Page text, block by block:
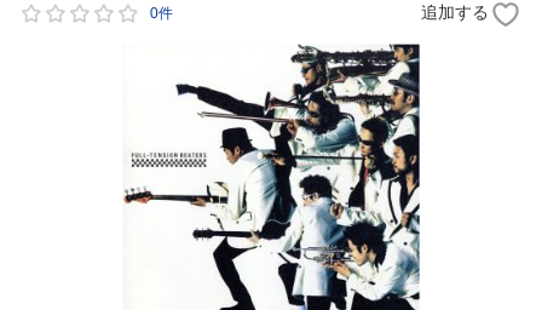
0件 追加する